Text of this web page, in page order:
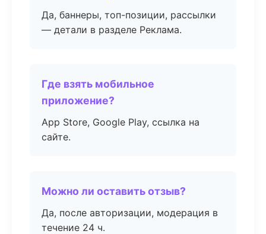
Да, баннеры, топ-позиции, рассылки
— детали в разделе Реклама.
Где взять мобильное
приложение?
App Store, Google Play, ссылка на
сайте.
Можно ли оставить отзыв?
Да, после авторизации, модерация в
течение 24 ч.